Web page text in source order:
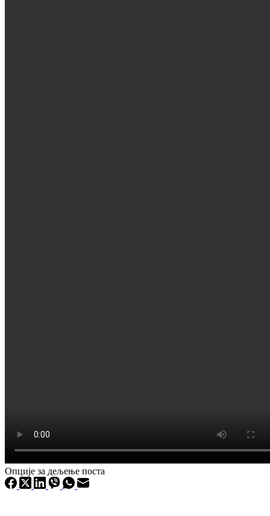
Опције за дељење поста